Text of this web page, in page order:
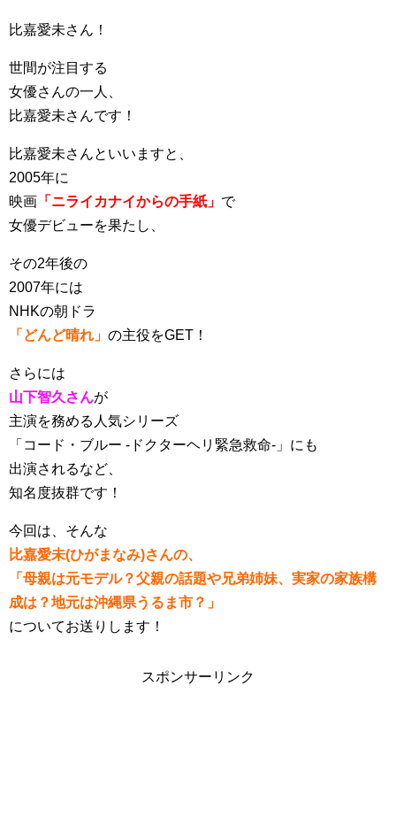
比嘉愛未さん！
世間が注目する
女優さんの一人、
比嘉愛未さんです！
比嘉愛未さんといいますと、
2005年に
映画 「ニライカナイからの手紙」 で
女優デビューを果たし、
その2年後の
2007年には
NHKの朝ドラ
「どんど晴れ」 の主役をGET！
さらには
山下智久さんが
主演を務める人気シリーズ
「コード・ブルー -ドクターヘリ緊急救命-」にも
出演されるなど、
知名度抜群です！
今回は、そんな
比嘉愛未(ひがまなみ)さんの、
「母親は元モデル？父親の話題や兄弟姉妹、実家の家族構
成は？地元は沖縄県うるま市？」
についてお送りします！
スポンサーリンク